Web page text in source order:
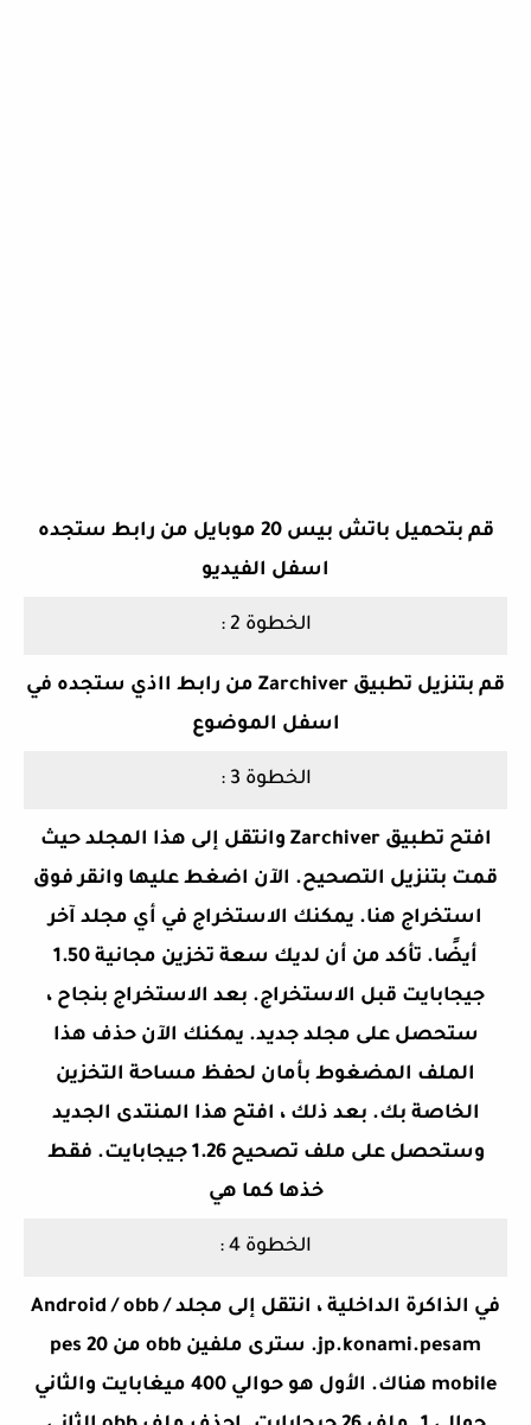
قم بتحميل باتش بيس 20 موبايل من رابط ستجده
اسفل الفيديو
الخطوة 2 :
قم بتنزيل تطبيق Zarchiver من رابط ااذي ستجده في
اسفل الموضوع
الخطوة 3 :
افتح تطبيق Zarchiver وانتقل إلى هذا المجلد حيث
قمت بتنزيل التصحيح. الآن اضغط عليها وانقر فوق
استخراج هنا. يمكنك الاستخراج في أي مجلد آخر
أيضًا. تأكد من أن لديك سعة تخزين مجانية 1.50
جيجابايت قبل الاستخراج. بعد الاستخراج بنجاح ،
ستحصل على مجلد جديد. يمكنك الآن حذف هذا
الملف المضغوط بأمان لحفظ مساحة التخزين
الخاصة بك. بعد ذلك ، افتح هذا المنتدى الجديد
وستحصل على ملف تصحيح 1.26 جيجابايت. فقط
خذها كما هي
الخطوة 4 :
في الذاكرة الداخلية ، انتقل إلى مجلد Android / obb /
jp.konami.pesam. سترى ملفين obb من pes 20
mobile هناك. الأول هو حوالي 400 ميغابايت والثاني